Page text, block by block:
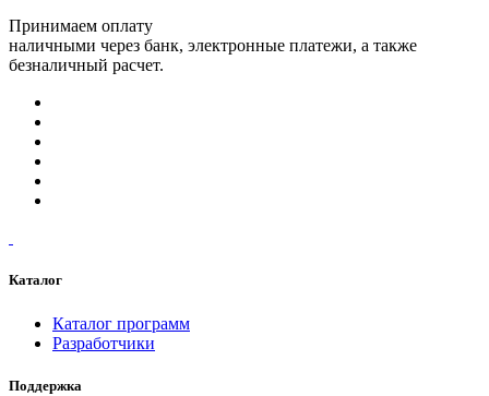
Принимаем оплату
наличными через банк, электронные платежи, а также
безналичный расчет.
Каталог
Каталог программ
Разработчики
Поддержка